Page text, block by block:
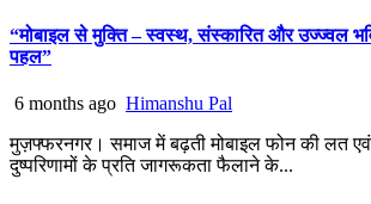
“मोबाइल से मुक्ति – स्वस्थ, संस्कारित और उज्ज्वल
पहल”
6 months ago Himanshu Pal
मुज़फ्फरनगर। समाज में बढ़ती मोबाइल फोन की लत
दुष्परिणामों के प्रति जागरूकता फैलाने के...